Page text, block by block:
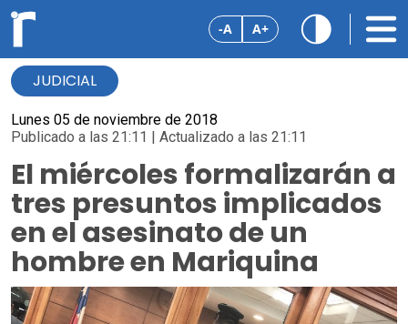
-A A+
JUDICIAL
Lunes 05 de noviembre de 2018
Publicado a las 21:11 | Actualizado a las 21:11
El miércoles formalizarán a
tres presuntos implicados
en el asesinato de un
hombre en Mariquina